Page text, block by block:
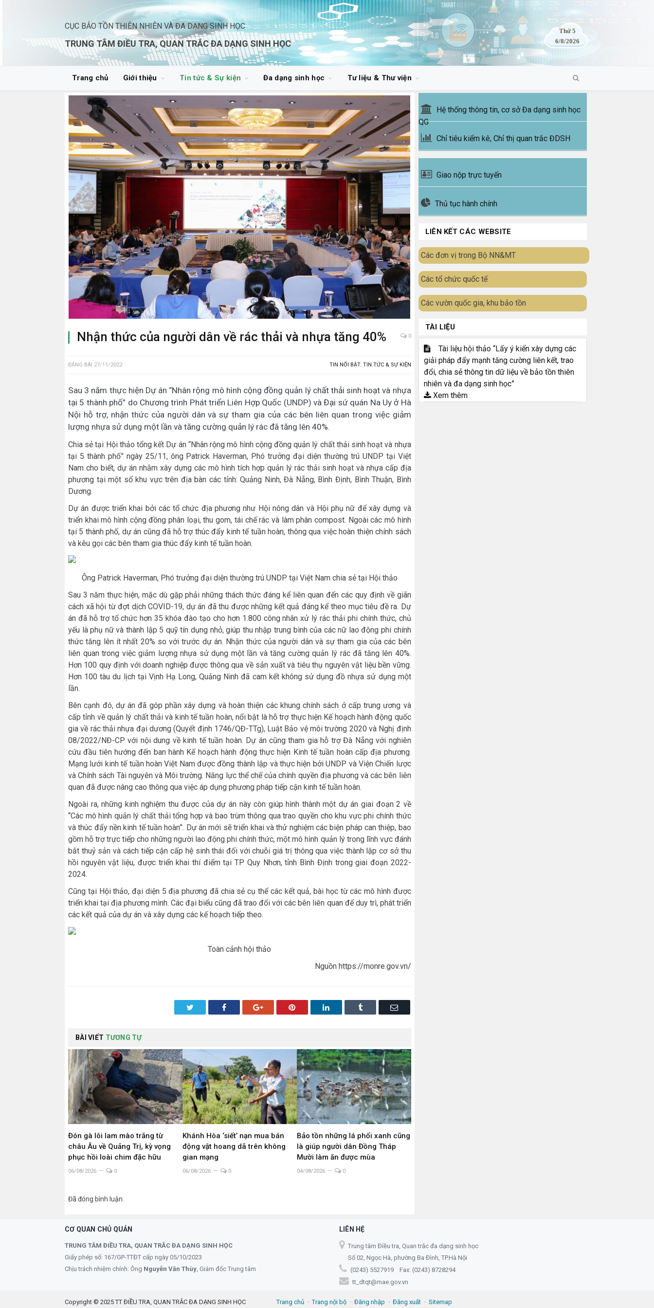
CỤC BẢO TỒN THIÊN NHIÊN VÀ ĐA DẠNG SINH HỌC
TRUNG TÂM ĐIỀU TRA, QUAN TRẮC ĐA DẠNG SINH HỌC
Thứ 5
6/8/2026
Trang chủ Giới thiệu Tin tức & Sự kiện Đa dạng sinh học Tư liệu & Thư viện
Nhận thức của người dân về rác thải và nhựa tăng 40% 0
ĐĂNG BÀI 27/11/2022 TIN NỔI BẬT, TIN TỨC & SỰ KIỆN
Sau 3 năm thực hiện Dự án “Nhân rộng mô hình cộng đồng quản lý chất thải sinh hoạt và nhựa
tại 5 thành phố” do Chương trình Phát triển Liên Hợp Quốc (UNDP) và Đại sứ quán Na Uy ở Hà
Nội hỗ trợ, nhận thức của người dân và sự tham gia của các bên liên quan trong việc giảm
lượng nhựa sử dụng một lần và tăng cường quản lý rác đã tăng lên 40%.
Chia sẻ tại Hội thảo tổng kết Dự án “Nhân rộng mô hình cộng đồng quản lý chất thải sinh hoạt và nhựa
tại 5 thành phố” ngày 25/11, ông Patrick Haverman, Phó trưởng đại diện thường trú UNDP tại Việt
Nam cho biết, dự án nhằm xây dựng các mô hình tích hợp quản lý rác thải sinh hoạt và nhựa cấp địa
phương tại một số khu vực trên địa bàn các tỉnh: Quảng Ninh, Đà Nẵng, Bình Định, Bình Thuận, Bình
Dương.
Dự án được triển khai bởi các tổ chức địa phương như Hội nông dân và Hội phụ nữ để xây dựng và
triển khai mô hình cộng đồng phân loại, thu gom, tái chế rác và làm phân compost. Ngoài các mô hình
tại 5 thành phố, dự án cũng đã hỗ trợ thúc đẩy kinh tế tuần hoàn, thông qua việc hoàn thiện chính sách
và kêu gọi các bên tham gia thúc đẩy kinh tế tuần hoàn.
Ông Patrick Haverman, Phó trưởng đại diện thường trú UNDP tại Việt Nam chia sẻ tại Hội thảo
Sau 3 năm thực hiện, mặc dù gặp phải những thách thức đáng kể liên quan đến các quy định về giãn
cách xã hội từ đợt dịch COVID-19, dự án đã thu được những kết quả đáng kể theo mục tiêu đề ra. Dự
án đã hỗ trợ tổ chức hơn 35 khóa đào tạo cho hơn 1.800 công nhân xử lý rác thải phi chính thức, chủ
yếu là phụ nữ và thành lập 5 quỹ tín dụng nhỏ, giúp thu nhập trung bình của các nữ lao động phi chính
thức tăng lên ít nhất 20% so với trước dự án. Nhận thức của người dân và sự tham gia của các bên
liên quan trong việc giảm lượng nhựa sử dụng một lần và tăng cường quản lý rác đã tăng lên 40%.
Hơn 100 quy định với doanh nghiệp được thông qua về sản xuất và tiêu thụ nguyên vật liệu bền vững.
Hơn 100 tàu du lịch tại Vịnh Hạ Long, Quảng Ninh đã cam kết không sử dụng đồ nhựa sử dụng một
lần.
Bên cạnh đó, dự án đã góp phần xây dựng và hoàn thiện các khung chính sách ở cấp trung ương và
cấp tỉnh về quản lý chất thải và kinh tế tuần hoàn, nổi bật là hỗ trợ thực hiện Kế hoạch hành động quốc
gia về rác thải nhựa đại dương (Quyết định 1746/QĐ-TTg), Luật Bảo vệ môi trường 2020 và Nghị định
08/2022/NĐ-CP với nội dung về kinh tế tuần hoàn. Dự án cũng tham gia hỗ trợ Đà Nẵng với nghiên
cứu đầu tiên hướng đến ban hành Kế hoạch hành động thực hiện Kinh tế tuần hoàn cấp địa phương.
Mạng lưới kinh tế tuần hoàn Việt Nam được đồng thành lập và thực hiện bởi UNDP và Viện Chiến lược
và Chính sách Tài nguyên và Môi trường. Năng lực thể chế của chính quyền địa phương và các bên liên
quan đã được nâng cao thông qua việc áp dụng phương pháp tiếp cận kinh tế tuần hoàn.
Ngoài ra, những kinh nghiệm thu được của dự án này còn giúp hình thành một dự án giai đoạn 2 về
“Các mô hình quản lý chất thải tổng hợp và bao trùm thông qua trao quyền cho khu vực phi chính thức
và thúc đẩy nền kinh tế tuần hoàn”. Dự án mới sẽ triển khai và thử nghiệm các biện pháp can thiệp, bao
gồm hỗ trợ trực tiếp cho những người lao động phi chính thức, một mô hình quản lý trong lĩnh vực đánh
bắt thuỷ sản và cách tiếp cận cấp hệ sinh thái đối với chuỗi giá trị thông qua việc thành lập cơ sở thu
hồi nguyên vật liệu, được triển khai thí điểm tại TP Quy Nhơn, tỉnh Bình Định trong giai đoạn 2022-
2024.
Cũng tại Hội thảo, đại diện 5 địa phương đã chia sẻ cụ thể các kết quả, bài học từ các mô hình được
triển khai tại địa phương mình. Các đại biểu cũng đã trao đổi với các bên liên quan để duy trì, phát triển
các kết quả của dự án và xây dựng các kế hoạch tiếp theo.
Toàn cảnh hội thảo
Nguồn https://monre.gov.vn/
Twitter Facebook Google+ Pinterest LinkedIn Tumblr Email
BÀI VIẾT TƯƠNG TỰ
Đón gà lôi lam mào trắng từ
châu Âu về Quảng Trị, kỳ vọng
phục hồi loài chim đặc hữu
06/08/2026 0
Khánh Hòa ‘siết’ nạn mua bán
động vật hoang dã trên không
gian mạng
06/08/2026 0
Bảo tồn những lá phổi xanh cũng
là giúp người dân Đồng Tháp
Mười làm ăn được mùa
04/08/2026 0
Đã đóng bình luận.
Hệ thống thông tin, cơ sở Đa dạng sinh học
QG
Chỉ tiêu kiểm kê, Chỉ thị quan trắc ĐDSH
Giao nộp trực tuyến
Thủ tục hành chính
LIÊN KẾT CÁC WEBSITE
Các đơn vị trong Bộ NN&MT
Các tổ chức quốc tế
Các vườn quốc gia, khu bảo tồn
TÀI LIỆU
Tài liệu hội thảo “Lấy ý kiến xây dựng các
giải pháp đẩy mạnh tăng cường liên kết, trao
đổi, chia sẻ thông tin dữ liệu về bảo tồn thiên
nhiên và đa dạng sinh học”
Xem thêm
CƠ QUAN CHỦ QUẢN
TRUNG TÂM ĐIỀU TRA, QUAN TRẮC ĐA DẠNG SINH HỌC
Giấy phép số: 167/GP-TTĐT cấp ngày 05/10/2023
Chịu trách nhiệm chính: Ông Nguyễn Văn Thùy , Giám đốc Trung tâm
LIÊN HỆ
Trung tâm Điều tra, Quan trắc đa dạng sinh học
Số 02, Ngọc Hà, phường Ba Đình, TP.Hà Nội
(0243) 5527919 Fax: (0243) 8728294
tt_dtqt@mae.gov.vn
Copyright © 2025 TT ĐIỀU TRA, QUAN TRẮC ĐA DẠNG SINH HỌC Trang chủ Trang nội bộ Đăng nhập Đăng xuất Sitemap